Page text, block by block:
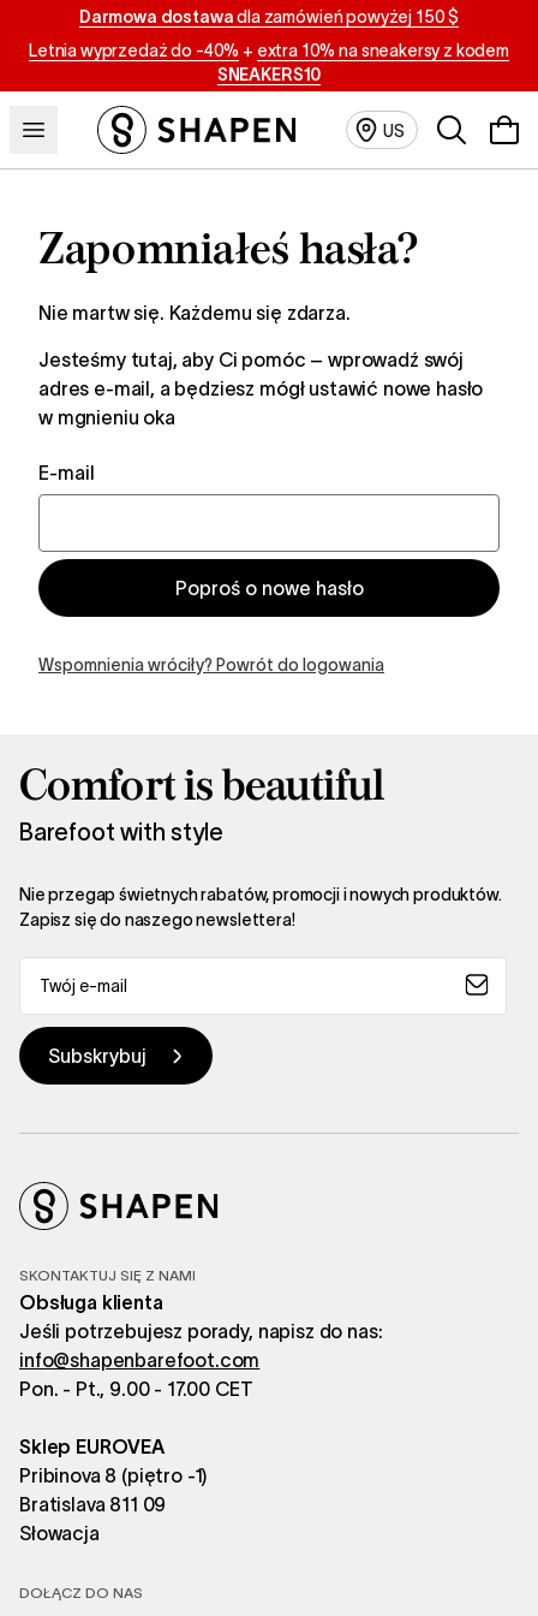
Darmowa dostawadla zamówień powyżej 150 $
Letnia wyprzedaż do -40% + extra 10% na sneakersy z kodem
SNEAKERS10
US Szukaj
Zapomniałeś hasła?
Nie martw się. Każdemu się zdarza.
Jesteśmy tutaj, aby Ci pomóc – wprowadź swój
adres e-mail, a będziesz mógł ustawić nowe hasło
w mgnieniu oka
E-mail
Wspomnienia wróciły? Powrót do logowania
Comfort is beautiful
Barefoot with style
Nie przegap świetnych rabatów, promocji i nowych produktów.
Zapisz się do naszego newslettera!
SKONTAKTUJ SIĘ Z NAMI
Obsługa klienta
Jeśli potrzebujesz porady, napisz do nas:
info@shapenbarefoot.com
Pon. - Pt., 9.00 - 17.00 CET
Sklep EUROVEA
Pribinova 8 (piętro -1)
Bratislava 811 09
Słowacja
DOŁĄCZ DO NAS